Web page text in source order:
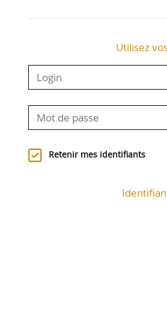
Utilisez
Retenir mes identifiants